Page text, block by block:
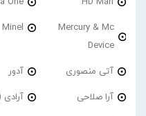
Mercury & Mc
Device
Minel
آتی منصوری آدور
آرا صلاحی